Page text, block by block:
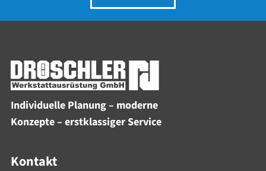
Individuelle Planung – moderne
Konzepte – erstklassiger Service
Kontakt